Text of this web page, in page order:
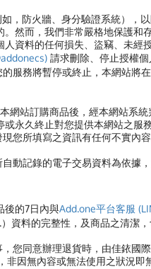
，防火牆、身分驗證系統）
然而，我們非常嚴格地保護
資料的任何損失、盜竊、未經
請求刪除、停止授權
服務將暫停或終止，本網站將
網站訂購商品後，經本網站系
永久終止對您提供本網站之服務
您所填寫之資訊有任何不實
動記錄的電子交易資料為依
後的7日內與Add.one平台客服
資料的完整性，及商品之清
您同意辦理退貨時，由佳銥國
因無內容或無法使用之狀況即